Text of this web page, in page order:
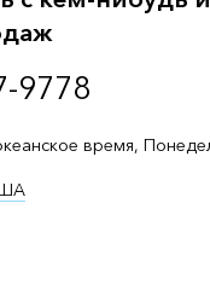
9778
время,